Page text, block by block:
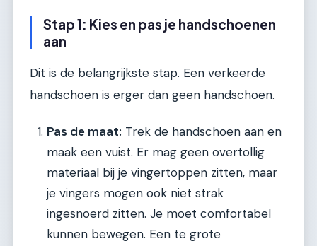
Stap 1: Kies en pas je handschoenen
aan
Dit is de belangrijkste stap. Een verkeerde
handschoen is erger dan geen handschoen.
Pas de maat: Trek de handschoen aan en
maak een vuist. Er mag geen overtollig
materiaal bij je vingertoppen zitten, maar
je vingers mogen ook niet strak
ingesnoerd zitten. Je moet comfortabel
kunnen bewegen. Een te grote